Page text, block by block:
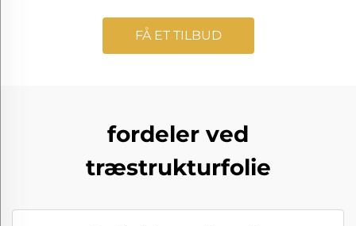
FÅ ET TILBUD
fordeler ved
træstrukturfolie